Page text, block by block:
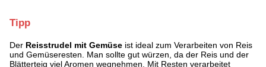
Tipp
Der Reisstrudel mit Gemüse ist ideal zum Verarbeiten von Reis
und Gemüseresten. Man sollte gut würzen, da der Reis und der
Blätterteig viel Aromen wegnehmen. Mit Resten verarbeitet